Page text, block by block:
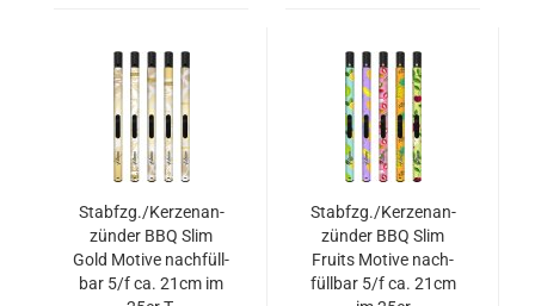
Stab­fzg./Ker­zen­an­
zün­der BBQ Slim
Gold Mo­ti­ve nach­füll­
bar 5/f ca. 21cm im
Stab­fzg./Ker­zen­an­
zün­der BBQ Slim
Fruits Mo­ti­ve nach­
füll­bar 5/f ca. 21cm